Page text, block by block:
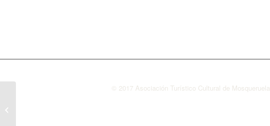
© 2017 Asociación Turístico Cultural de Mosqueruela